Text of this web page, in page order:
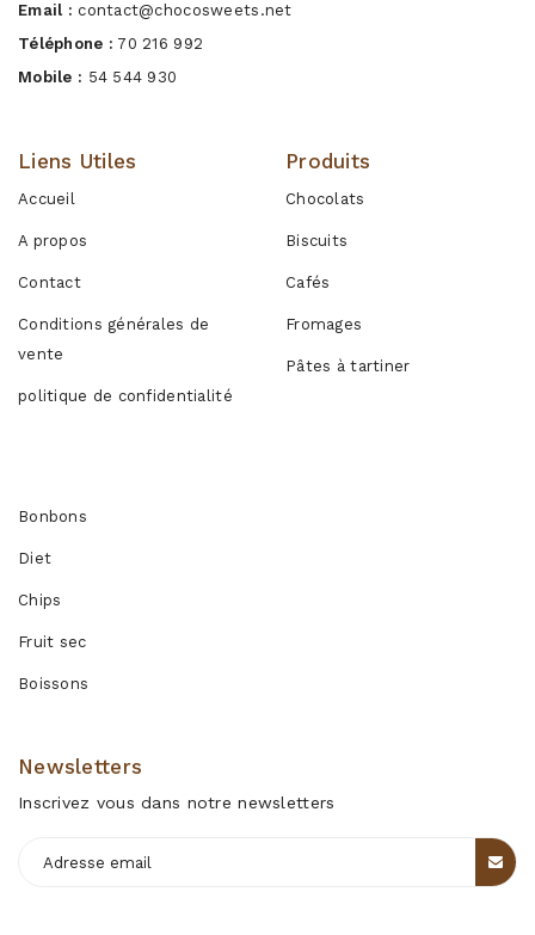
Email : contact@chocosweets.net
Téléphone : 70 216 992
Mobile : 54 544 930
Liens Utiles
Accueil
A propos
Contact
Conditions générales de
vente
politique de confidentialité
Produits
Chocolats
Biscuits
Cafés
Fromages
Pâtes à tartiner
Bonbons
Diet
Chips
Fruit sec
Boissons
Newsletters
Inscrivez vous dans notre newsletters